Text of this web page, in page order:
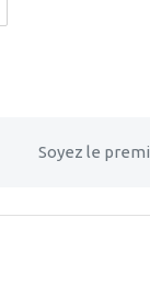
Soyez le